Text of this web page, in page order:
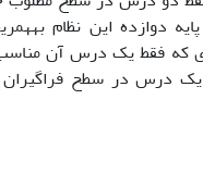
دوازده این نظام
که فقط یک درس آن
درس در سطح فراگیران